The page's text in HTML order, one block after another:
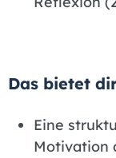
Das bietet
Eine
Motivation